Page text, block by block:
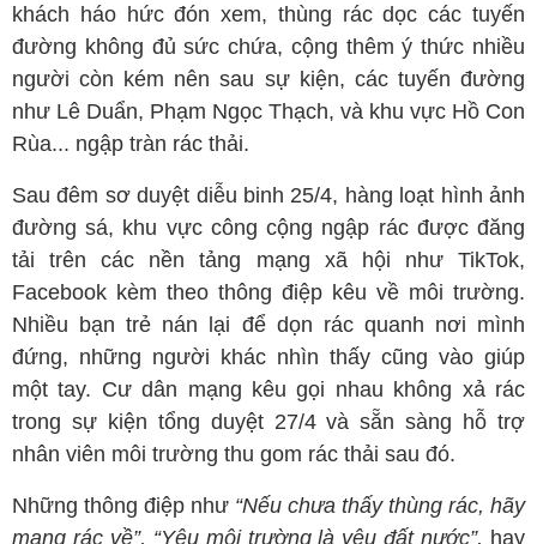
khách háo hức đón xem, thùng rác dọc các tuyến
đường không đủ sức chứa, cộng thêm ý thức nhiều
người còn kém nên sau sự kiện, các tuyến đường
như Lê Duẩn, Phạm Ngọc Thạch, và khu vực Hồ Con
Rùa... ngập tràn rác thải.
Sau đêm sơ duyệt diễu binh 25/4, hàng loạt hình ảnh
đường sá, khu vực công cộng ngập rác được đăng
tải trên các nền tảng mạng xã hội như TikTok,
Facebook kèm theo thông điệp kêu về môi trường.
Nhiều bạn trẻ nán lại để dọn rác quanh nơi mình
đứng, những người khác nhìn thấy cũng vào giúp
một tay. Cư dân mạng kêu gọi nhau không xả rác
trong sự kiện tổng duyệt 27/4 và sẵn sàng hỗ trợ
nhân viên môi trường thu gom rác thải sau đó.
Những thông điệp như “Nếu chưa thấy thùng rác, hãy
mang rác về”, “Yêu môi trường là yêu đất nước”, hay